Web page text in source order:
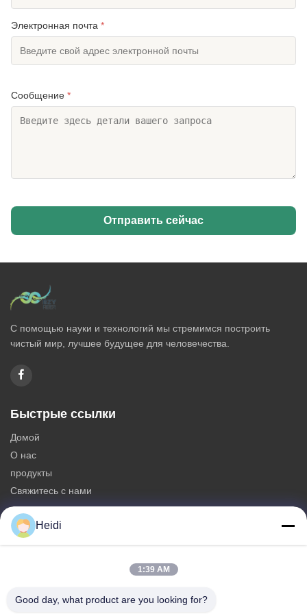
Электронная почта *
Сообщение *
Отправить сейчас
С помощью науки и технологий мы стремимся построить
чистый мир, лучшее будущее для человечества.
Быстрые ссылки
Домой
О нас
продукты
Свяжитесь с нами
Категории
Штапельное волокно полиэстера
Огнеупорные полиэстерные нитейные волокна
Неубедительное проспряганное штапельное волокно
Heidi
1:39 AM
Good day, what product are you looking for?